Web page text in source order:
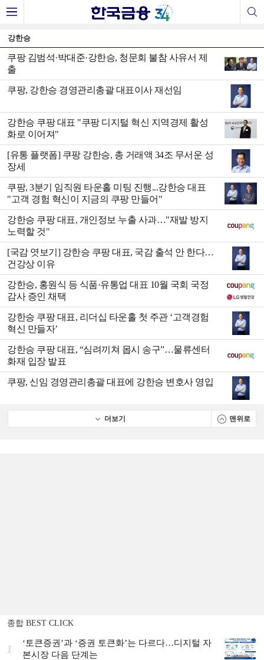
강한승
쿠팡 김범석·박대준·강한승, 청문회 불참 사유서 제
출
쿠팡, 강한승 경영관리총괄 대표이사 재선임
강한승 쿠팡 대표 "쿠팡 디지털 혁신 지역경제 활성
화로 이어져"
[유통 플랫폼] 쿠팡 강한승, 총 거래액 34조 무서운 성
장세
쿠팡, 3분기 임직원 타운홀 미팅 진행...강한승 대표
"고객 경험 혁신이 지금의 쿠팡 만들어"
강한승 쿠팡 대표, 개인정보 누출 사과…"재발 방지
노력할 것"
[국감 엿보기] 강한승 쿠팡 대표, 국감 출석 안 한다…
건강상 이유
강한승, 홍원식 등 식품·유통업 대표 10월 국회 국정
감사 증인 채택
강한승 쿠팡 대표, 리더십 타운홀 첫 주관 ‘고객경험
혁신 만들자’
강한승 쿠팡 대표, “심려끼쳐 몹시 송구”…물류센터
화재 입장 발표
쿠팡, 신임 경영관리총괄 대표에 강한승 변호사 영입
더보기 맨위로
종합 BEST CLICK
1
‘토큰증권’과 ‘증권 토큰화’는 다르다…디지털 자
본시장 다음 단계는